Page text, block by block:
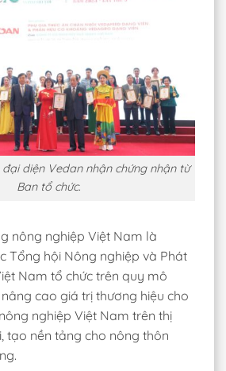
đại diện Vedan nhận chứng nhận từ
Ban tổ chức.
nông nghiệp Việt Nam là
Tổng hội Nông nghiệp và Phát
Nam tổ chức trên quy mô
cao giá trị thương hiệu cho
nghiệp Việt Nam trên thị
tạo nền tảng cho nông thôn